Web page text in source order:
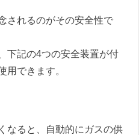
されるのがその安全性で
下記の4つの安全装置が付
用できます。
なると、自動的にガスの供